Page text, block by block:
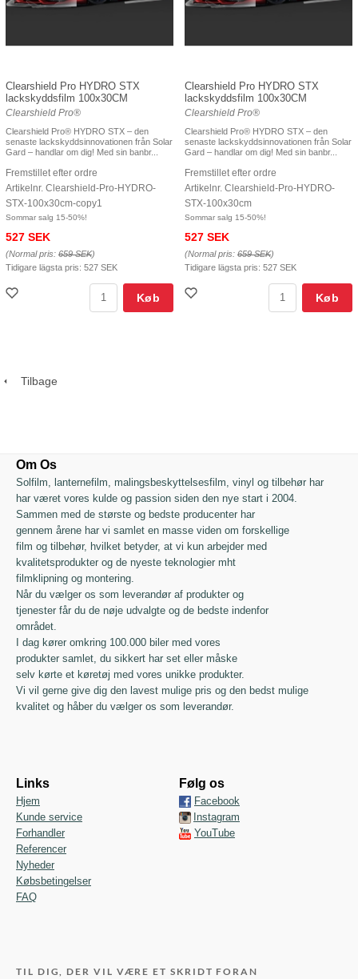
Clearshield Pro HYDRO STX
lackskyddsfilm 100x30CM
Clearshield Pro®
Clearshield Pro® HYDRO STX – den
senaste lackskyddsinnovationen från Solar
Gard – handlar om dig! Med sin banbr...
Fremstillet efter ordre
Artikelnr. Clearshield-Pro-HYDRO-
STX-100x30cm-copy1
Sommar salg 15-50%!
527 SEK
(Normal pris: 659 SEK)
Tidigare lägsta pris: 527 SEK
Køb
Clearshield Pro HYDRO STX
lackskyddsfilm 100x30CM
Clearshield Pro®
Clearshield Pro® HYDRO STX – den
senaste lackskyddsinnovationen från Solar
Gard – handlar om dig! Med sin banbr...
Fremstillet efter ordre
Artikelnr. Clearshield-Pro-HYDRO-
STX-100x30cm
Sommar salg 15-50%!
527 SEK
(Normal pris: 659 SEK)
Tidigare lägsta pris: 527 SEK
Køb
Tilbage
Om Os
Solfilm, lanternefilm, malingsbeskyttelsesfilm, vinyl og tilbehør har
har været vores kulde og passion siden den nye start i 2004.
Sammen med de største og bedste producenter har
gennem årene har vi samlet en masse viden om forskellige
film og tilbehør, hvilket betyder, at vi kun arbejder med
kvalitetsprodukter og de nyeste teknologier mht
filmklipning og montering.
Når du vælger os som leverandør af produkter og
tjenester får du de nøje udvalgte og de bedste indenfor
området.
I dag kører omkring 100.000 biler med vores
produkter samlet, du sikkert har set eller måske
selv kørte et køretøj med vores unikke produkter.
Vi vil gerne give dig den lavest mulige pris og den bedst mulige
kvalitet og håber du vælger os som leverandør.
Links
Hjem
Kunde service
Forhandler
Referencer
Nyheder
Købsbetingelser
FAQ
Følg os
Facebook
Instagram
YouTube
TIL DIG, DER VIL VÆRE ET SKRIDT FORAN